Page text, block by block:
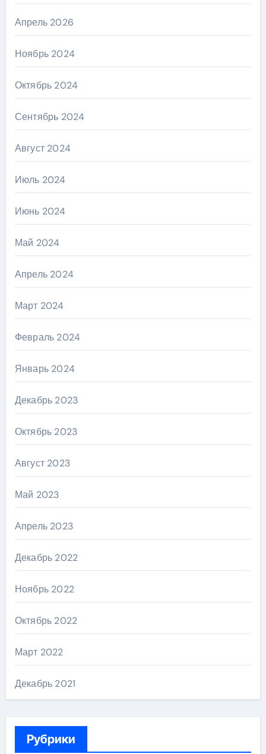
Апрель 2026
Ноябрь 2024
Октябрь 2024
Сентябрь 2024
Август 2024
Июль 2024
Июнь 2024
Май 2024
Апрель 2024
Март 2024
Февраль 2024
Январь 2024
Декабрь 2023
Октябрь 2023
Август 2023
Май 2023
Апрель 2023
Декабрь 2022
Ноябрь 2022
Октябрь 2022
Март 2022
Декабрь 2021
Рубрики